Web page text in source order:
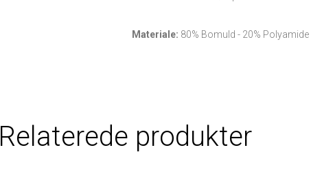
Materiale: 80% Bomuld - 20% Polyamide
Relaterede produkter